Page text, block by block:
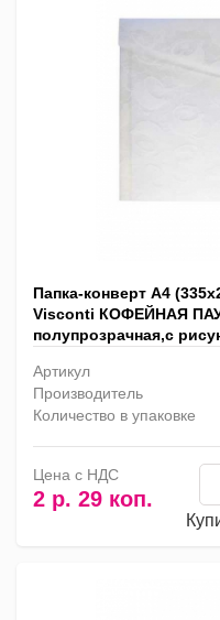
Папка-конверт А4
Visconti КОФЕЙНАЯ
полупрозрачная,с
Артикул
Производитель
Количество в упаковке
Цена с НДС
2 р. 29 коп.